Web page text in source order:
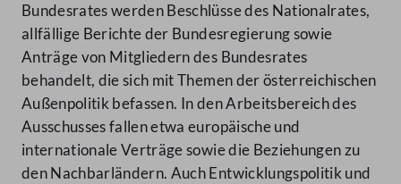
Bundesrates werden Beschlüsse des Nationalrates,
allfällige Berichte der Bundesregierung sowie
Anträge von Mitgliedern des Bundesrates
behandelt, die sich mit Themen der österreichischen
Außenpolitik befassen. In den Arbeitsbereich des
Ausschusses fallen etwa europäische und
internationale Verträge sowie die Beziehungen zu
den Nachbarländern. Auch Entwicklungspolitik und